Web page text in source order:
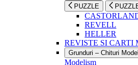
PUZZLE
REVELL
HELLER
REVISTE SI CARTI
Grunduri – Chituri
Modelism